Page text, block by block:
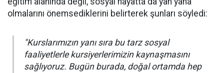
olmalarını önemsediklerini belirterek şunları söyledi:
"Kurslarımızın yanı sıra bu tarz sosyal
faaliyetlerle kursiyerlerimizin kaynaşmasını
sağlıyoruz. Bugün burada, doğal ortamda hep